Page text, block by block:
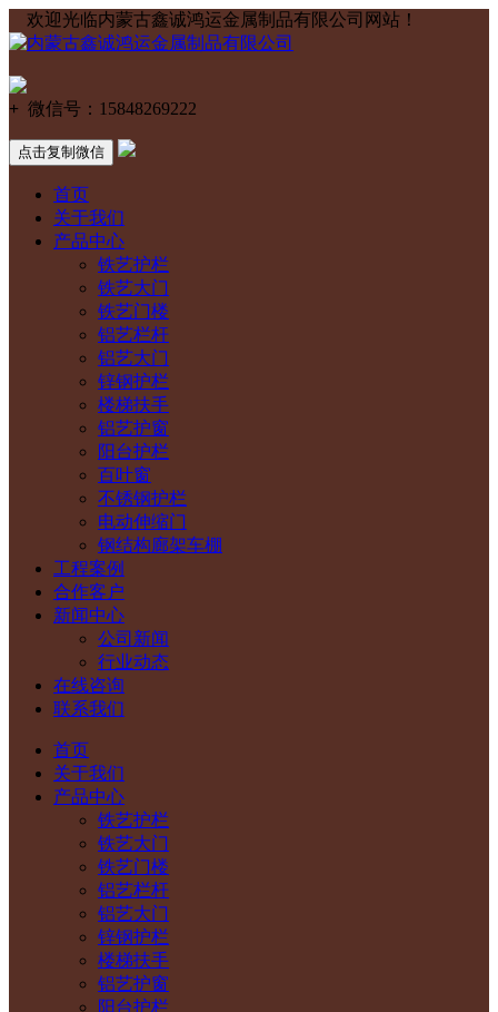
欢迎光临内蒙古鑫诚鸿运金属制品有限公司网站！
+ 微信号： 15848269222
点击复制微信
首页
关于我们
产品中心
铁艺护栏
铁艺大门
铁艺门楼
铝艺栏杆
铝艺大门
锌钢护栏
楼梯扶手
铝艺护窗
阳台护栏
百叶窗
不锈钢护栏
电动伸缩门
钢结构廊架车棚
工程案例
合作客户
新闻中心
公司新闻
行业动态
在线咨询
联系我们
首页
关于我们
产品中心
铁艺护栏
铁艺大门
铁艺门楼
铝艺栏杆
铝艺大门
锌钢护栏
楼梯扶手
铝艺护窗
阳台护栏